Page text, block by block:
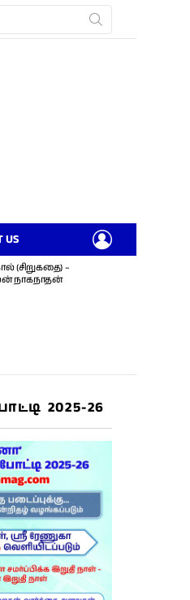
US
(சிறுகதை) –
நாகநாதன்
2025-26